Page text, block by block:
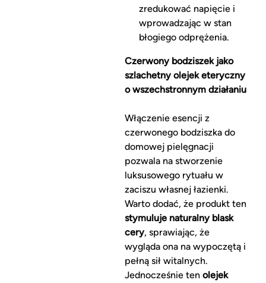
zredukować napięcie i
wprowadzając w stan
błogiego odprężenia.
Czerwony bodziszek jako
szlachetny olejek eteryczny
o wszechstronnym działaniu
Włączenie esencji z
czerwonego bodziszka do
domowej pielęgnacji
pozwala na stworzenie
luksusowego rytuału w
zaciszu własnej łazienki.
Warto dodać, że produkt ten
stymuluje naturalny blask
cery, sprawiając, że
wygląda ona na wypoczętą i
pełną sił witalnych.
Jednocześnie ten olejek